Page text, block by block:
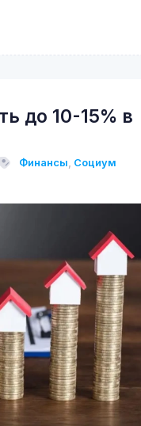
до 10-15% в
Финансы, Социум